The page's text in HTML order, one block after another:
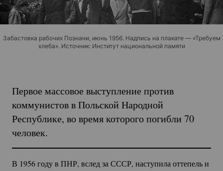
Забастовка рабочих Познани, июнь 1956. Надпись на плакате — «Требуем
хлеба». Источник: Институт национальной памяти
Первое массовое выступление против
коммунистов в Польской Народной
Республике, во время которого погибли 70
человек.
В 1956 году в ПНР, вслед за СССР, наступила оттепель и